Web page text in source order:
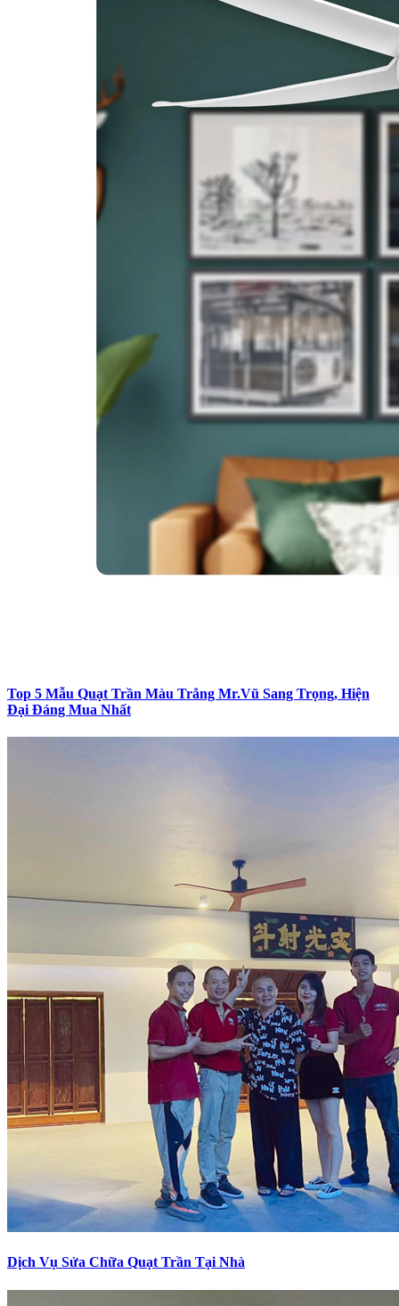
Top 5 Mẫu Quạt Trần Màu Trắng Mr.Vũ Sang Trọng, Hiện
Đại Đáng Mua Nhất
Dịch Vụ Sửa Chữa Quạt Trần Tại Nhà